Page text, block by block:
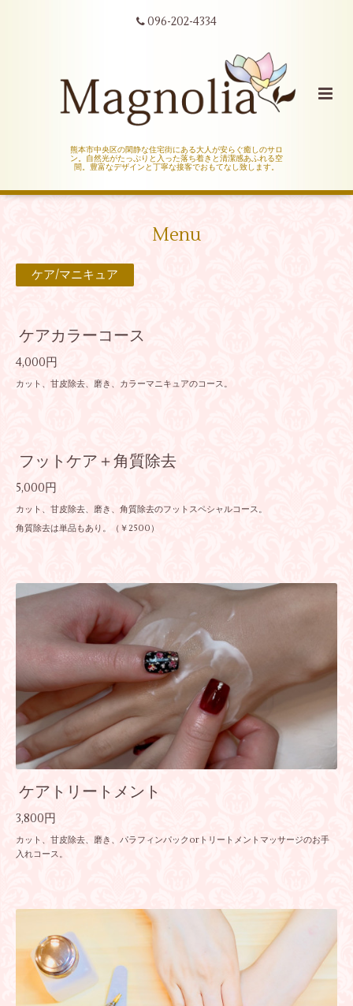
096-202-4334
熊本市中央区の閑静な住宅街にある大人が安らぐ癒しのサロ
ン。自然光がたっぷりと入った落ち着きと清潔感あふれる空
間。豊富なデザインと丁寧な接客でおもてなし致します。
Menu
ケア/マニキュア
ケアカラーコース
4,000円
カット、甘皮除去、磨き、カラーマニキュアのコース。
フットケア＋角質除去
5,000円
カット、甘皮除去、磨き、角質除去のフットスペシャルコース。
角質除去は単品もあり。（￥2500）
ケアトリートメント
3,800円
カット、甘皮除去、磨き、パラフィンパックorトリートメントマッサージのお手
入れコース。